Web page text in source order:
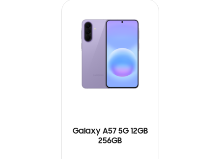
Galaxy A57 5G 12GB
256GB